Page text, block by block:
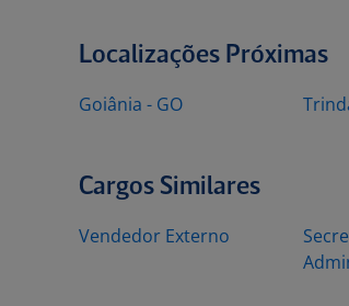
Localizações Próximas
Goiânia - GO
Cargos Similares
Vendedor Externo